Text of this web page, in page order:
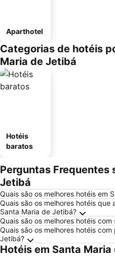
Aparthotel
Categorias de hotéis
Maria de Jetibá
Hotéis
baratos
Perguntas Frequentes
Jetibá
Quais são os melhores hotéis em
Quais são os melhores hotéis que
Santa Maria de Jetibá?
Quais são os melhores hotéis
Quais são os melhores hotéis
Jetibá?
Hotéis em Santa